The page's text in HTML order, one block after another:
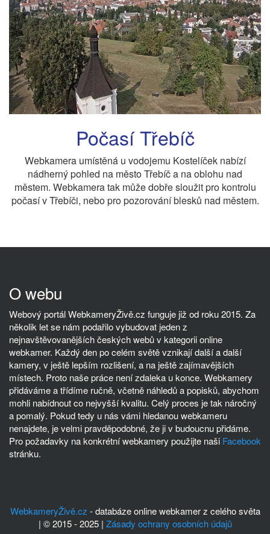
Počasí Třebíč
Webkamera umístěná u vodojemu Kostelíček nabízí
nádherný pohled na město Třebíč a na oblohu nad
městem. Webkamera tak může dobře sloužit pro kontrolu
počasí v Třebíči, nebo pro pozorování blesků nad městem.
O webu
Webový portál WebkameryŽivě.cz funguje již od roku 2015. Za
několik let se nám podařilo vybudovat jeden z
nejnavštěvovanějších českých webů v kategorii online
webkamer. Každý den po celém světě vznikají další a další
kamery, v ještě lepším rozlišení, a na ještě zajímavějších
místech. Proto naše práce není zdaleka u konce. Webkamery
přidáváme a třídíme ručně, včetně náhledů a popisků, abychom
mohli nabídnout co nejvyšší kvalitu. Celý proces je tak náročný
a pomalý. Pokud tedy u nás vámi hledanou webkameru
nenajdete, je velmi pravděpodobné, že ji v budoucnu přidáme.
Pro požadavky na konkrétní webkamery použijte naši Facebook
stránku.
WebkameryŽivě.cz - databáze online webkamer z celého světa
| © 2015 - 2025 | Zásady ochrany osobních údajů